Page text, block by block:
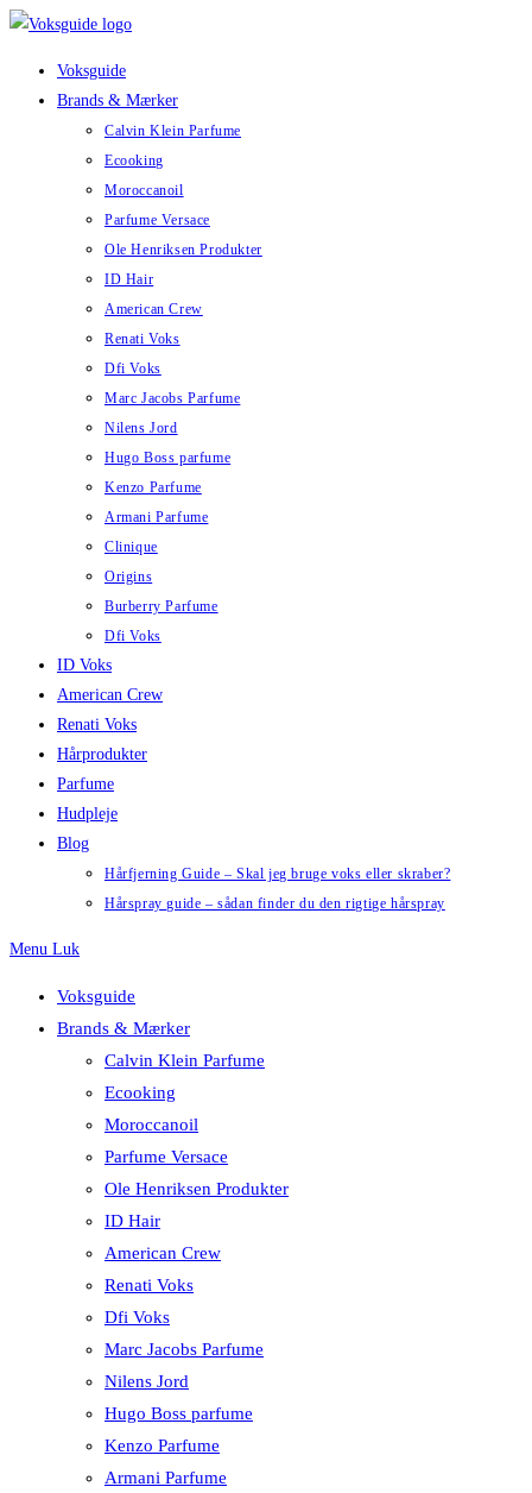
Skip
Voksguide
Brands & Mærker
Calvin Klein Parfume
Ecooking
Moroccanoil
Parfume Versace
Ole Henriksen Produkter
ID Hair
American Crew
Renati Voks
Dfi Voks
Marc Jacobs Parfume
Nilens Jord
Hugo Boss parfume
Kenzo Parfume
Armani Parfume
Clinique
Origins
Burberry Parfume
Dfi Voks
ID Voks
American Crew
Renati Voks
Hårprodukter
Parfume
Hudpleje
Blog
Hårfjerning Guide – Skal jeg bruge voks eller skraber?
Hårspray guide – sådan finder du den rigtige hårspray
Menu Luk
Voksguide
Brands & Mærker
Calvin Klein Parfume
Ecooking
Moroccanoil
Parfume Versace
Ole Henriksen Produkter
ID Hair
American Crew
Renati Voks
Dfi Voks
Marc Jacobs Parfume
Nilens Jord
Hugo Boss parfume
Kenzo Parfume
Armani Parfume